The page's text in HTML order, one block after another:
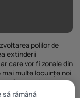
polilor de
extinderii
care vor fi zonele din
mai multe locuințe noi
în apropirea
să rămână